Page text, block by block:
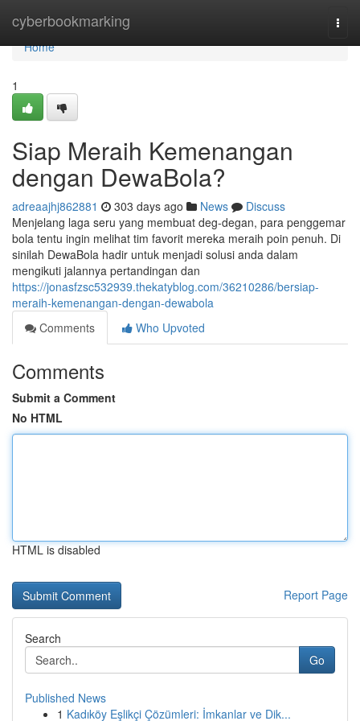
cyberbookmarking
Home
Home
1
Siap Meraih Kemenangan
dengan DewaBola?
adreaajhj862881 303 days ago News
Discuss
Menjelang laga seru yang membuat deg-degan, para penggemar
bola tentu ingin melihat tim favorit mereka meraih poin penuh. Di
sinilah DewaBola hadir untuk menjadi solusi anda dalam
mengikuti jalannya pertandingan dan
https://jonasfzsc532939.thekatyblog.com/36210286/bersiap-
meraih-kemenangan-dengan-dewabola
Comments
Who Upvoted
Comments
Submit a Comment
No HTML
HTML is disabled
Report Page
Search
Go
Published News
1 Kadıköy Eşlikçi Çözümleri: İmkanlar ve Dik...